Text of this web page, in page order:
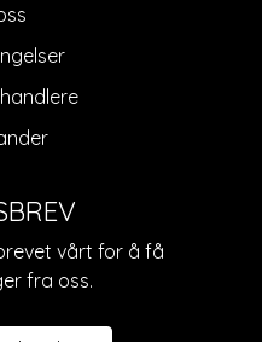
vårt for å få
fra oss.